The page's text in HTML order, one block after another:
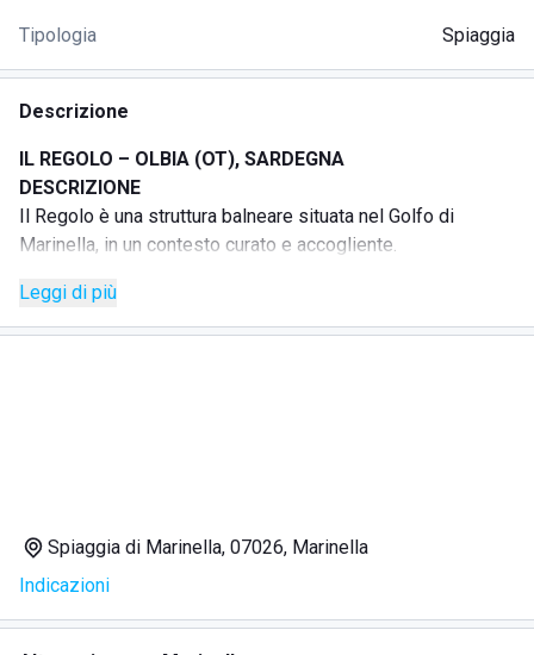
Tipologia Spiaggia
Descrizione
IL REGOLO – OLBIA (OT), SARDEGNA
DESCRIZIONE
Il Regolo è una struttura balneare situata nel Golfo di
Marinella, in un contesto curato e accogliente.
al mare all’insegna del comfort e del relax. Sono inoltre
disponibili docce, Wi-Fi e servizio bar direttamente sotto
Plastic free
Spiaggia accessibile a disabili
Spiaggia con servizi dedicati a portatori di handicap
Leggi di più
Spiaggia di Marinella, 07026, Marinella
Indicazioni